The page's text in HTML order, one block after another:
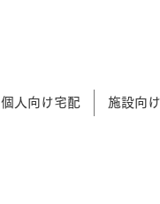
個人向け宅配 施設向